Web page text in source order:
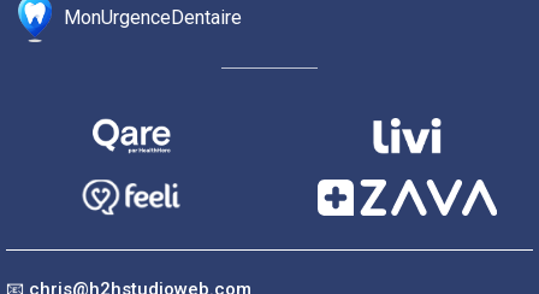
MonUrgenceDentaire
📧 chris@h2hstudioweb.com